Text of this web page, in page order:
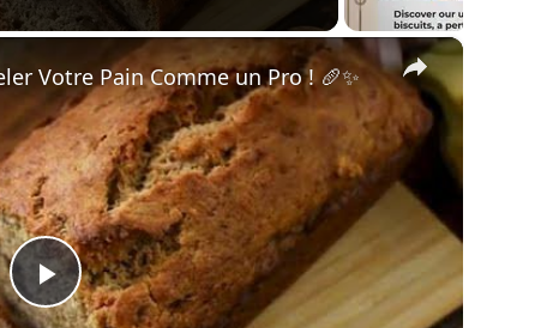
×
Play
Votre Pain Comme un Pro ! 🥖✨